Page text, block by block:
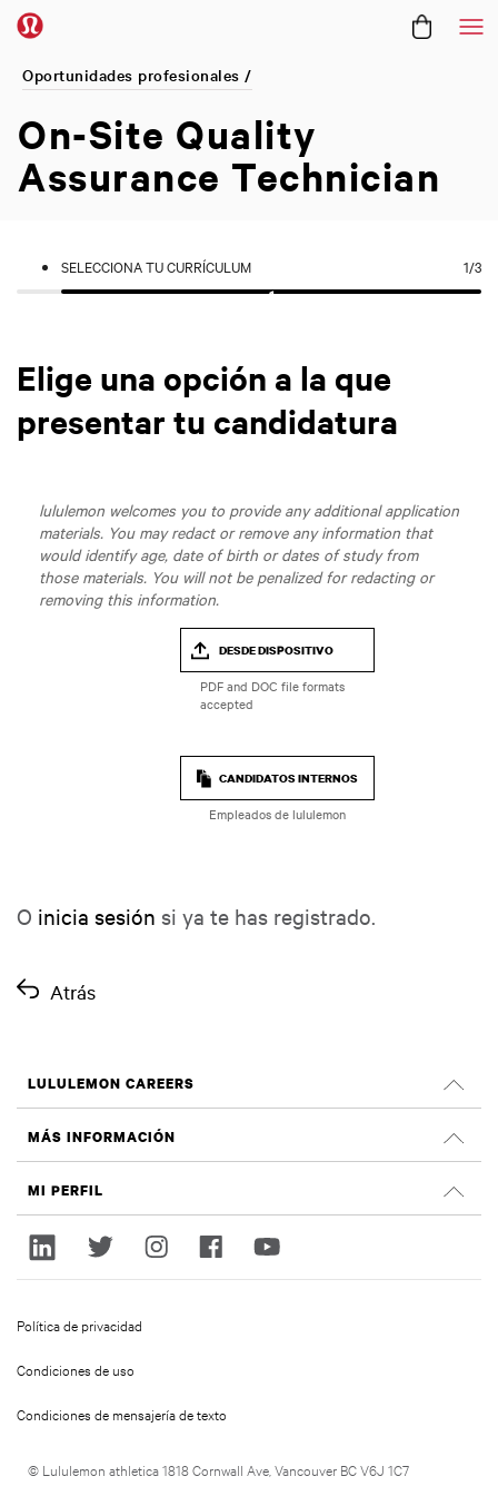
Oportunidades profesionales /
On-Site Quality
Assurance Technician
SELECCIONA TU CURRÍCULUM 1/3
Elige una opción a la que
presentar tu candidatura
lululemon welcomes you to provide any additional application
materials. You may redact or remove any information that
would identify age, date of birth or dates of study from
those materials. You will not be penalized for redacting or
removing this information.
DESDE DISPOSITIVO
CANDIDATOS INTERNOS
Empleados de lululemon
O inicia sesión si ya te has registrado.
Atrás
LULULEMON CAREERS
Oportunidades profesionales
OFERTAS DE EMPLEO
MÁS INFORMACIÓN
Sostenibilidad e impacto social
lululemon.com
MI PERFIL
Iniciar sesión
© Lululemon athletica 1818 Cornwall Ave, Vancouver BC V6J 1C7
Política de privacidad
Condiciones de uso
Condiciones de mensajería de texto